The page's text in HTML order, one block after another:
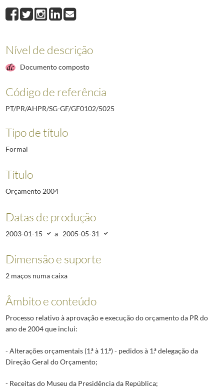
Nível de descrição
Documento composto
Código de referência
PT/PR/AHPR/SG-GF/GF0102/5025
Tipo de título
Formal
Título
Orçamento 2004
Datas de produção
2003-01-15 a 2005-05-31
Dimensão e suporte
2 maços numa caixa
Âmbito e conteúdo
Processo relativo à aprovação e execução do orçamento da PR do
ano de 2004 que inclui:
- Alterações orçamentais (1.ª à 11.ª) - pedidos à 1.ª delegação da
Direção Geral do Orçamento;
- Receitas do Museu da Presidência da República;